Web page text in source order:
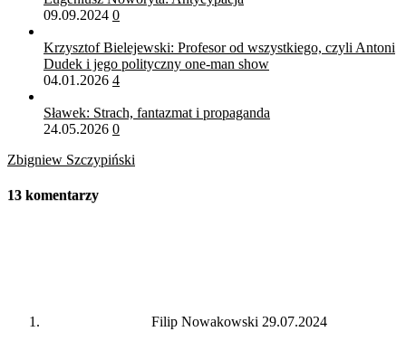
09.09.2024 0
Krzysztof Bielejewski: Profesor od wszystkiego, czyli Antoni
Dudek i jego polityczny one-man show
04.01.2026 4
Sławek: Strach, fantazmat i propaganda
24.05.2026 0
Zbigniew Szczypiński
13 komentarzy
Filip Nowakowski 29.07.2024